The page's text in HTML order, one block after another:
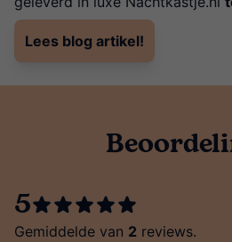
Lees blog artikel!
5
Gemiddelde van 2 reviews.